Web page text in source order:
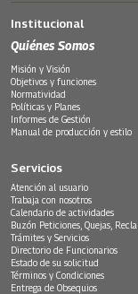
Institucional
Quiénes Somos
Misión y Visión
Objetivos y funciones
Normatividad
Políticas y Planes
Informes de Gestión
Manual de producción y estilo
Servicios
Atención al usuario
Trabaja con nosotros
Calendario de actividades
Buzón Peticiones, Quejas,
Trámites y Servicios
Directorio de Funcionarios
Estado de su solicitud
Términos y Condiciones
Entrega de Obsequios